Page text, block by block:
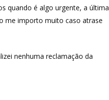
quando é algo urgente, a última
me importo muito caso atrase
nenhuma reclamação da